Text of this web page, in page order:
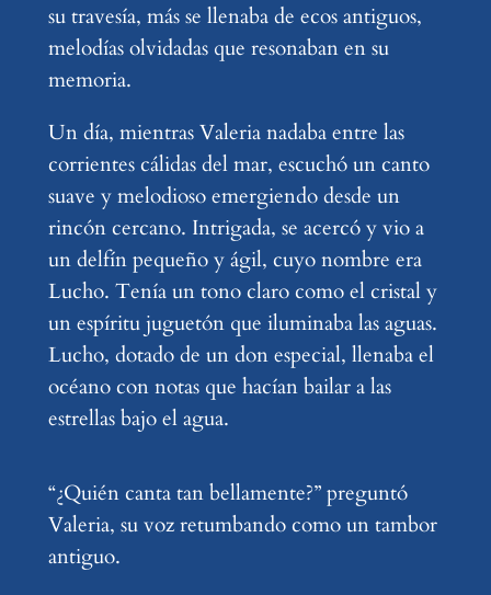
su travesía, más se llenaba de ecos antiguos,
melodías olvidadas que resonaban en su
memoria.
Un día, mientras Valeria nadaba entre las
corrientes cálidas del mar, escuchó un canto
suave y melodioso emergiendo desde un
rincón cercano. Intrigada, se acercó y vio a
un delfín pequeño y ágil, cuyo nombre era
Lucho. Tenía un tono claro como el cristal y
un espíritu juguetón que iluminaba las aguas.
Lucho, dotado de un don especial, llenaba el
océano con notas que hacían bailar a las
estrellas bajo el agua.
“¿Quién canta tan bellamente?” preguntó
Valeria, su voz retumbando como un tambor
antiguo.